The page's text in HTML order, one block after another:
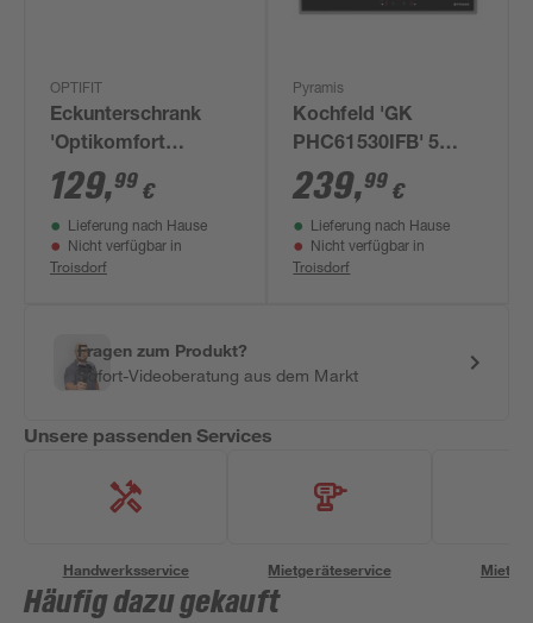
OPTIFIT
Eckunterschrank
'Optikomfort
Linus984'
anthrazit/eichefarben
100 x 87 x 58,4 cm
129,99 €
Lieferung nach Hause
Nicht verfügbar in
Troisdorf
Pyramis
Kochfeld 'GK
PHC61530IFB' 5
Kochzonen
239,99 €
Lieferung nach Hause
Nicht verfügbar in
Troisdorf
Fragen zum Produkt?
Sofort-Videoberatung aus dem Markt
Unsere passenden Services
Handwerksservice Mietgeräteservice
Häufig dazu gekauft